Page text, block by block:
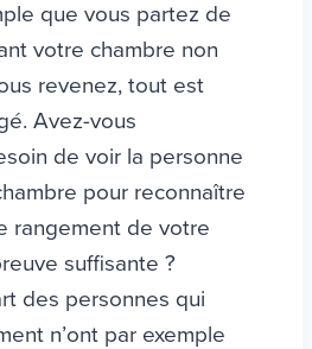
que vous partez de
votre chambre non
revenez, tout est
Avez-vous
de voir la personne
pour reconnaître
rangement de votre
suffisante ?
des personnes qui
n’ont par exemple